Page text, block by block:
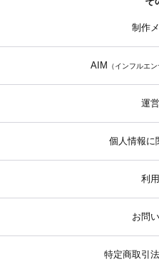
制作
AIM （インフルエ
運
個人情報に
利
お問
特定商取引